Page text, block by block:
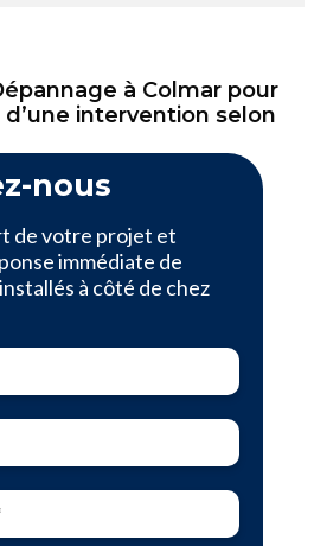
à Colmar pour
intervention selon
nous
de votre projet et
immédiate de
à côté de chez